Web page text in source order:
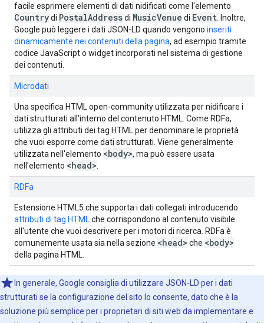
facile esprimere elementi di dati nidificati come l'elemento
Countrydi PostalAddressdi MusicVenue di Event . Inoltre,
Google può leggere i dati JSON-LD quando vengono inseriti
dinamicamente nei contenuti della pagina, ad esempio tramite
codice JavaScript o widget incorporati nel sistema di gestione
dei contenuti.
Microdati
Una specifica HTML open-community utilizzata per nidificare i
dati strutturati all'interno del contenuto HTML. Come RDFa,
utilizza gli attributi dei tag HTML per denominare le proprietà
che vuoi esporre come dati strutturati. Viene generalmente
utilizzata nell'elemento <body>, ma può essere usata
nell'elemento <head>
RDFa
Estensione HTML5 che supporta i dati collegati introducendo
attributi di tag HTML che corrispondono al contenuto visibile
all'utente che vuoi descrivere per i motori di ricerca. RDFa è
comunemente usata sia nella sezione <head> che <body>
della pagina HTML.
In generale, Google consiglia di utilizzare JSON-LD per i dati
strutturati se la configurazione del sito lo consente, dato che è la
soluzione più semplice per i proprietari di siti web da implementare e